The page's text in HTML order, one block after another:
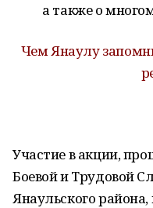
а также о
Чем Янаулу
Участие в акции,
Боевой и Трудовой
Янаульского